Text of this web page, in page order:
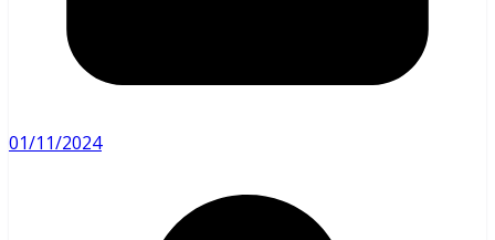
01/11/2024